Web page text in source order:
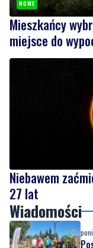
NOWE
Mieszkańcy
miejsce do
Niebawem
27 lat
Wiadomości